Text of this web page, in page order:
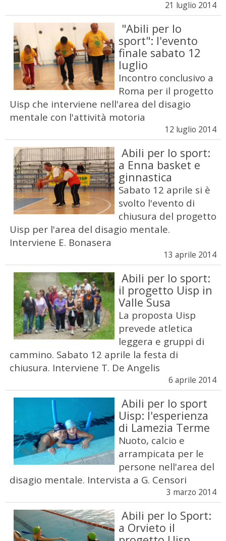
21 luglio 2014
"Abili per lo
sport": l'evento
finale sabato 12
luglio
Incontro conclusivo a
Roma per il progetto
Uisp che interviene nell'area del disagio
mentale con l'attività motoria
12 luglio 2014
Abili per lo sport:
a Enna basket e
ginnastica
Sabato 12 aprile si è
svolto l'evento di
chiusura del progetto
Uisp per l'area del disagio mentale.
Interviene E. Bonasera
13 aprile 2014
Abili per lo sport:
il progetto Uisp in
Valle Susa
La proposta Uisp
prevede atletica
leggera e gruppi di
cammino. Sabato 12 aprile la festa di
chiusura. Interviene T. De Angelis
6 aprile 2014
Abili per lo sport
Uisp: l'esperienza
di Lamezia Terme
Nuoto, calcio e
arrampicata per le
persone nell'area del
disagio mentale. Intervista a G. Censori
3 marzo 2014
Abili per lo Sport:
a Orvieto il